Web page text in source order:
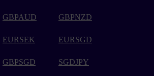
GBPAUD GBPNZD
EURSEK EURSGD
GBPSGD SGDJPY